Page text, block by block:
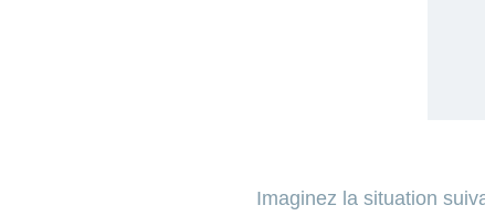
Imaginez la situation